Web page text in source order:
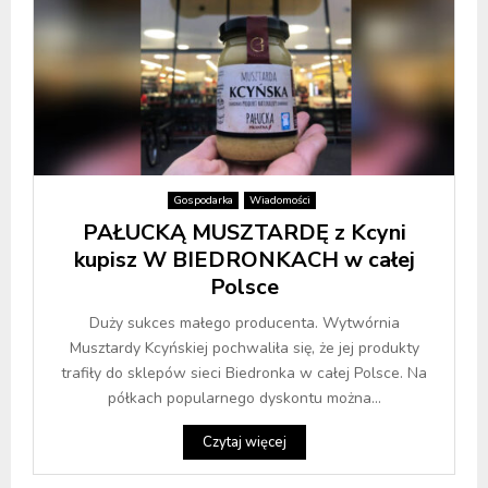
Gospodarka Wiadomości
PAŁUCKĄ MUSZTARDĘ z Kcyni
kupisz W BIEDRONKACH w całej
Polsce
Duży sukces małego producenta. Wytwórnia
Musztardy Kcyńskiej pochwaliła się, że jej produkty
trafiły do sklepów sieci Biedronka w całej Polsce. Na
półkach popularnego dyskontu można...
Czytaj więcej